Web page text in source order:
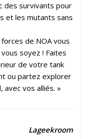
des survivants pour
et les mutants sans
de NOA vous
soyez ! Faites
de votre tank
ou partez explorer
avec vos alliés. »
Lageekroom